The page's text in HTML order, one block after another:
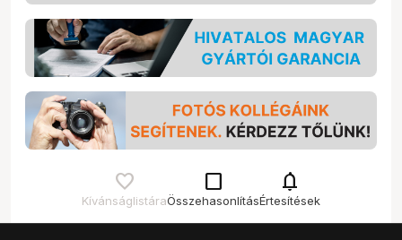
Kívánságlistára
check_box_outline_blank
Összehasonlítás
notifications
Értesítések